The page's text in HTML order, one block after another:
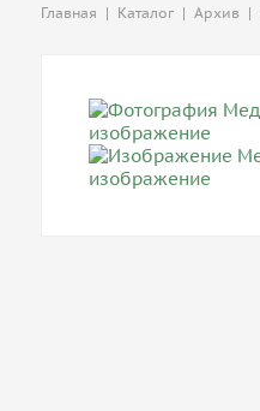
Главная | Каталог | Архив |